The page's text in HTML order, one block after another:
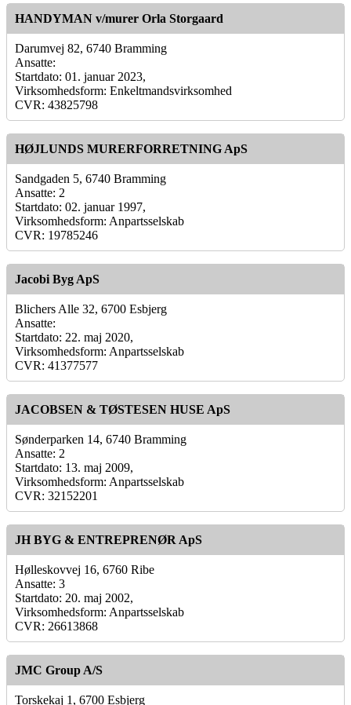
HANDYMAN v/murer Orla Storgaard
Darumvej 82, 6740 Bramming
Ansatte:
Startdato: 01. januar 2023,
Virksomhedsform: Enkeltmandsvirksomhed
CVR: 43825798
HØJLUNDS MURERFORRETNING ApS
Sandgaden 5, 6740 Bramming
Ansatte: 2
Startdato: 02. januar 1997,
Virksomhedsform: Anpartsselskab
CVR: 19785246
Jacobi Byg ApS
Blichers Alle 32, 6700 Esbjerg
Ansatte:
Startdato: 22. maj 2020,
Virksomhedsform: Anpartsselskab
CVR: 41377577
JACOBSEN & TØSTESEN HUSE ApS
Sønderparken 14, 6740 Bramming
Ansatte: 2
Startdato: 13. maj 2009,
Virksomhedsform: Anpartsselskab
CVR: 32152201
JH BYG & ENTREPRENØR ApS
Hølleskovvej 16, 6760 Ribe
Ansatte: 3
Startdato: 20. maj 2002,
Virksomhedsform: Anpartsselskab
CVR: 26613868
JMC Group A/S
Torskekaj 1, 6700 Esbjerg